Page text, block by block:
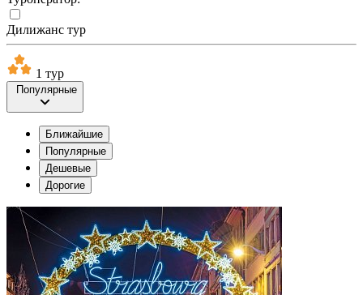
Дилижанс тур
1 тур
Популярные
Ближайшие
Популярные
Дешевые
Дорогие